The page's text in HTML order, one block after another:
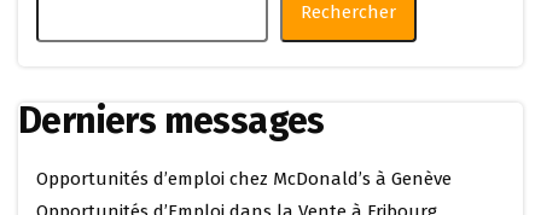
Rechercher
Derniers messages
Opportunités d’emploi chez McDonald’s à Genève